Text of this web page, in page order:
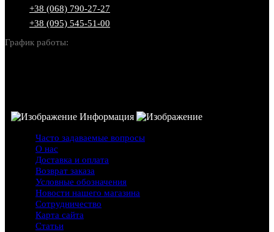
+38 (068) 790-27-27
+38 (095) 545-51-00
График работы:
Информация
Часто задаваемые вопросы
О нас
Доставка и оплата
Возврат заказа
Условные обозначения
Новости нашего магазина
Сотрудничество
Карта сайта
Статьи